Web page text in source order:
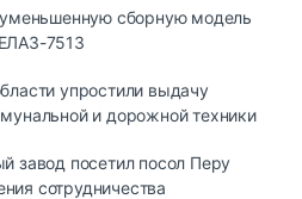
сборную модель
7513
упростили выдачу
и дорожной техники
завод посетил посол Перу
сотрудничества